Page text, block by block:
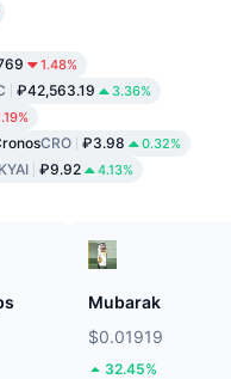
1.48%
₽42,563.19 3.36%
CRO ₽3.98 0.32%
₽9.92 4.13%
Mubarak
$0.01919
32.45%